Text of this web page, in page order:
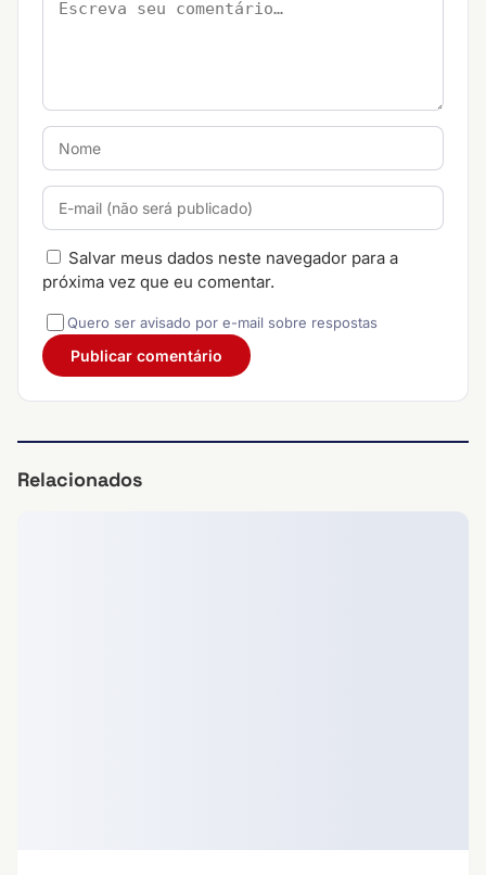
Salvar meus dados neste navegador para a
próxima vez que eu comentar.
Quero ser avisado por e-mail sobre respostas
Relacionados